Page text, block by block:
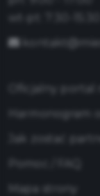
Oficjalny portal
Harmonogram
Jak zostać
Mapa strony